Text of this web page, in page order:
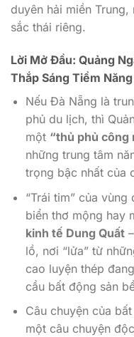
duyên hải miền
sắc thái riêng.
Lời Mở Đầu: Quảng
Thắp Sáng Tiềm
Nếu Đà Nẵng là
phủ du lịch, thì
một “thủ phủ công
những trung tâm
trọng bậc nhất của
“Trái tim” của
biển thơ mộng hay
kinh tế Dung Quất–
lồ, nơi “lửa” từ
cao luyện thép
cầu bất động sản
Câu chuyện của
một câu chuyện